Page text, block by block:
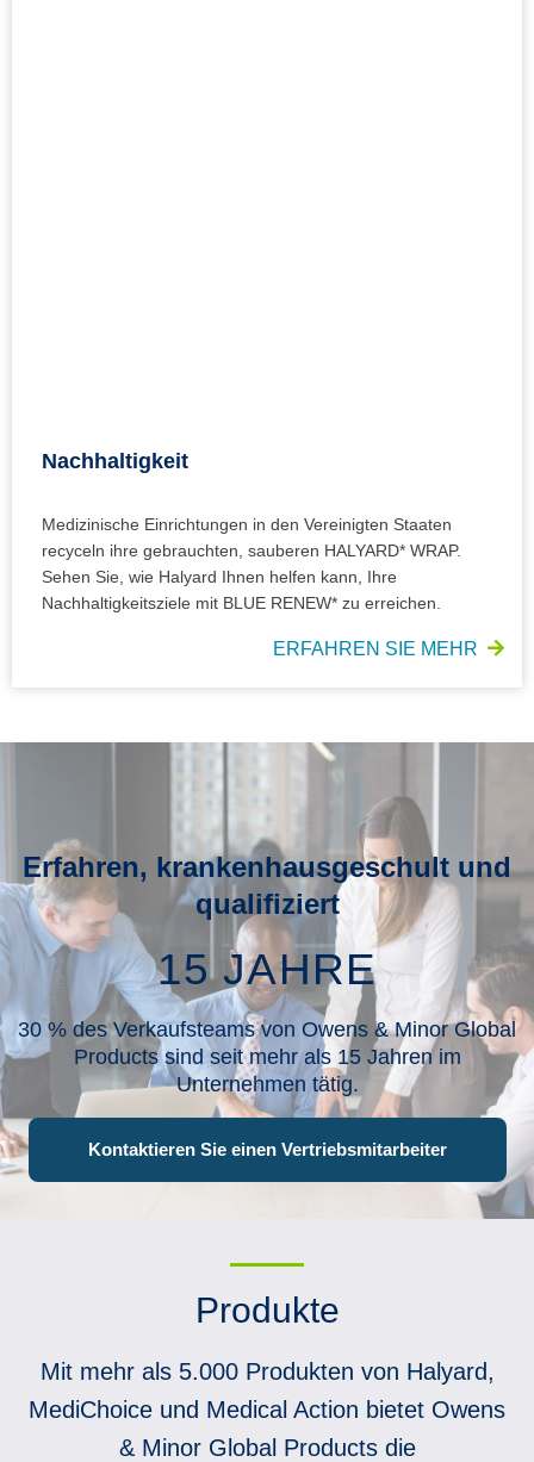
Nachhaltigkeit
Medizinische Einrichtungen in den Vereinigten Staaten
recyceln ihre gebrauchten, sauberen HALYARD* WRAP.
Sehen Sie, wie Halyard Ihnen helfen kann, Ihre
Nachhaltigkeitsziele mit BLUE RENEW* zu erreichen.
ERFAHREN SIE MEHR
Erfahren, krankenhausgeschult und
qualifiziert
15 JAHRE
30 % des Verkaufsteams von Owens & Minor Global
Products sind seit mehr als 15 Jahren im
Unternehmen tätig.
Kontaktieren Sie einen Vertriebsmitarbeiter
Produkte
Mit mehr als 5.000 Produkten von Halyard,
MediChoice und Medical Action bietet Owens
& Minor Global Products die